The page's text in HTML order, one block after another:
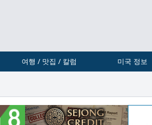
여행 / 맛집 / 칼럼 미국 정보